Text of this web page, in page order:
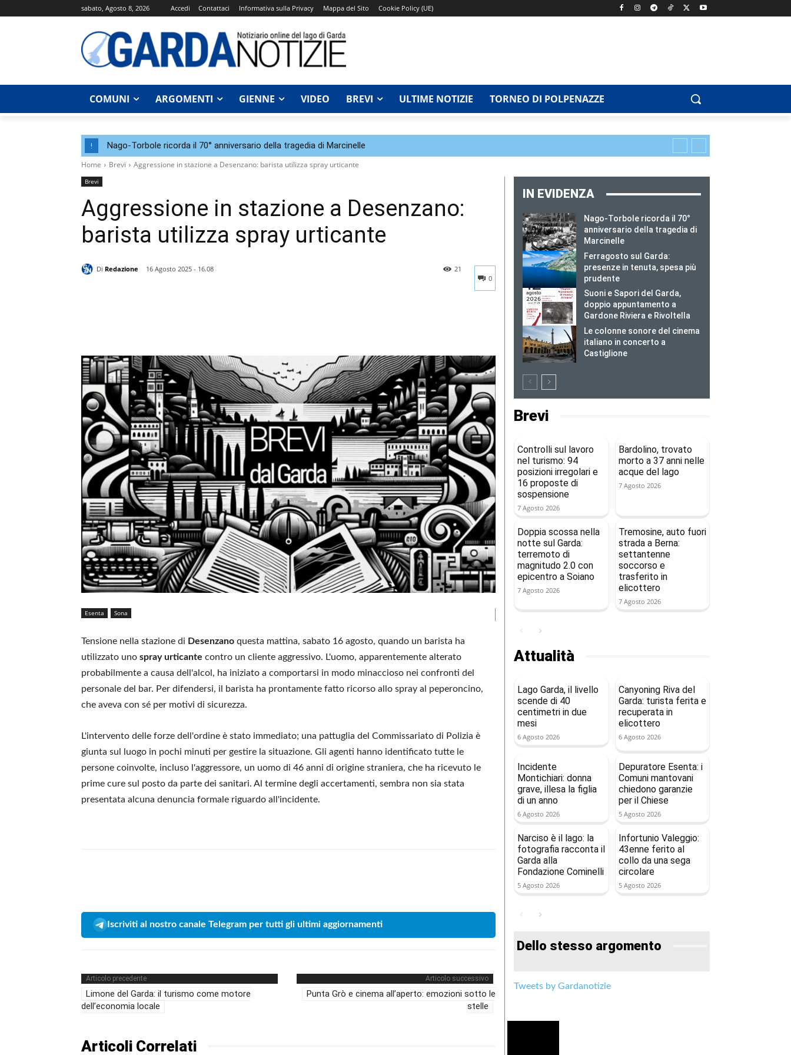
sabato, Agosto 8, 2026 Accedi Contattaci Informativa sulla Privacy Mappa del Sito Cookie Policy (UE)
COMUNI ARGOMENTI GIENNE VIDEO BREVI ULTIME NOTIZIE TORNEO DI POLPENAZZE
! Nago-Torbole ricorda il 70° anniversario della tragedia di Marcinelle
Home Brevi Aggressione in stazione a Desenzano: barista utilizza spray urticante
Brevi
Aggressione in stazione a Desenzano:
barista utilizza spray urticante
Di Redazione
16 Agosto 2025 - 16.08
0
21
Esenta Sona
Tensione nella stazione di Desenzano questa mattina, sabato 16 agosto, quando un barista ha
utilizzato uno spray urticante contro un cliente aggressivo. L'uomo, apparentemente alterato
probabilmente a causa dell'alcol, ha iniziato a comportarsi in modo minaccioso nei confronti del
personale del bar. Per difendersi, il barista ha prontamente fatto ricorso allo spray al peperoncino,
che aveva con sé per motivi di sicurezza.
L'intervento delle forze dell'ordine è stato immediato; una pattuglia del Commissariato di Polizia è
giunta sul luogo in pochi minuti per gestire la situazione. Gli agenti hanno identificato tutte le
persone coinvolte, incluso l'aggressore, un uomo di 46 anni di origine straniera, che ha ricevuto le
prime cure sul posto da parte dei sanitari. Al termine degli accertamenti, sembra non sia stata
presentata alcuna denuncia formale riguardo all'incidente.
Iscriviti al nostro canale Telegram per tutti gli ultimi aggiornamenti
Articolo precedente
Limone del Garda: il turismo come motore
dell’economia locale
Articolo successivo
Punta Grò e cinema all’aperto: emozioni sotto le
stelle
Articoli Correlati
IN EVIDENZA
Nago-Torbole ricorda il 70°
anniversario della tragedia di
Marcinelle
Ferragosto sul Garda:
presenze in tenuta, spesa più
prudente
Suoni e Sapori del Garda,
doppio appuntamento a
Gardone Riviera e Rivoltella
Le colonne sonore del cinema
italiano in concerto a
Castiglione
Brevi
Controlli sul lavoro
nel turismo: 94
posizioni irregolari e
16 proposte di
sospensione
7 Agosto 2026
Bardolino, trovato
morto a 37 anni nelle
acque del lago
7 Agosto 2026
Doppia scossa nella
notte sul Garda:
terremoto di
magnitudo 2.0 con
epicentro a Soiano
7 Agosto 2026
Tremosine, auto fuori
strada a Berna:
settantenne
soccorso e
trasferito in
elicottero
7 Agosto 2026
Attualità
Lago Garda, il livello
scende di 40
centimetri in due
mesi
6 Agosto 2026
Canyoning Riva del
Garda: turista ferita e
recuperata in
elicottero
6 Agosto 2026
Incidente
Montichiari: donna
grave, illesa la figlia
di un anno
6 Agosto 2026
Depuratore Esenta: i
Comuni mantovani
chiedono garanzie
per il Chiese
5 Agosto 2026
Narciso è il lago: la
fotografia racconta il
Garda alla
Fondazione Cominelli
5 Agosto 2026
Infortunio Valeggio:
43enne ferito al
collo da una sega
circolare
5 Agosto 2026
Dello stesso argomento
Tweets by Gardanotizie